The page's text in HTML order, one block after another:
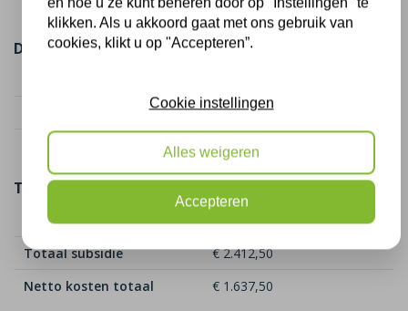
Netto kosten
€ 1.012,50
Dakisolatie (50 m²)
Subsidie (2 maatregelen)
€ 1.625,00
€ 625,00
Totaal
Totaal kosten
€ 4.050
Totaal subsidie
€ 2.412,50
Netto kosten totaal
€ 1.637,50
klikken. Als u akkoord gaat met ons gebruik van
cookies, klikt u op "Accepteren”.
Cookie instellingen
Alles weigeren
Accepteren